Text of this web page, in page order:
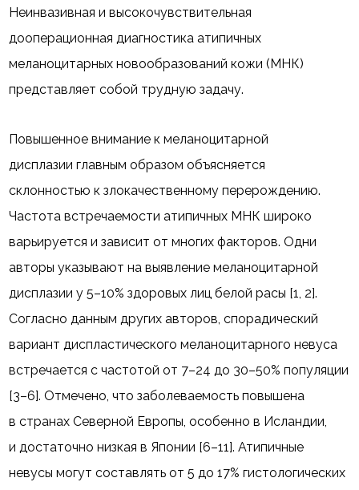
Неинвазивная и высокочувствительная
дооперационная диагностика атипичных
меланоцитарных новообразований кожи (МНК)
представляет собой трудную задачу.
Повышенное внимание к меланоцитарной
дисплазии главным образом объясняется
склонностью к злокачественному перерождению.
Частота встречаемости атипичных МНК широко
варьируется и зависит от многих факторов. Одни
авторы указывают на выявление меланоцитарной
дисплазии у 5–10% здоровых лиц белой расы [1, 2].
Согласно данным других авторов, спорадический
вариант диспластического меланоцитарного невуса
встречается с частотой от 7–24 до 30–50% популяции
[3–6]. Отмечено, что заболеваемость повышена
в странах Северной Европы, особенно в Исландии,
и достаточно низкая в Японии [6–11]. Атипичные
невусы могут составлять от 5 до 17% гистологических